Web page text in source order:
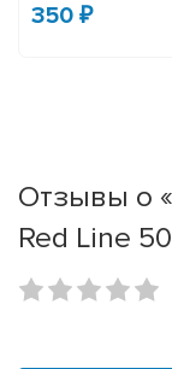
350 ₽
Отзывы о
Red Line